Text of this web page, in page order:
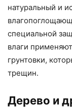
натуральный и
специальной
влаги
грунтовки,
трещин.
Дерево и